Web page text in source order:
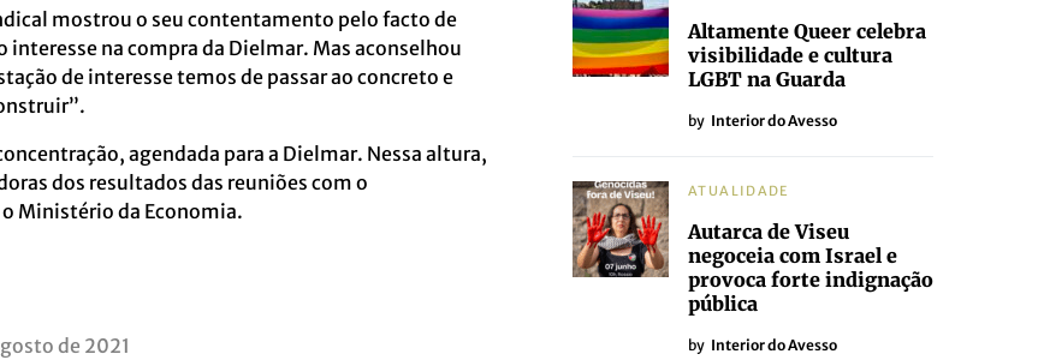
mostrou o seu contentamento pelo facto de
na compra da Dielmar. Mas aconselhou
de interesse temos de passar ao concreto e
agendada para a Dielmar. Nessa altura,
dos resultados das reuniões com o
Ministério da Economia.
de 2021
Altamente Queer celebra
visibilidade e cultura
LGBT na Guarda
by Interior do Avesso
ATUALIDADE
Autarca de Viseu
negoceia com Israel e
provoca forte indignação
pública
by Interior do Avesso